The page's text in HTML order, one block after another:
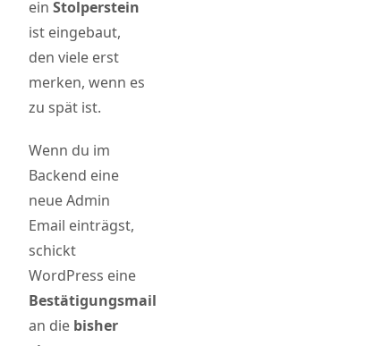
ein Stolperstein
ist eingebaut,
den viele erst
merken, wenn es
zu spät ist.
Wenn du im
Backend eine
neue Admin
Email einträgst,
schickt
WordPress eine
Bestätigungsmail
an die bisher